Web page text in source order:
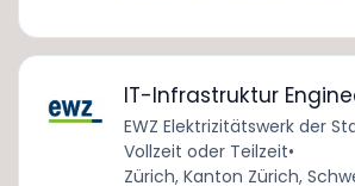
IT-Infrastruktur
EWZ Elektrizitätswerk der
Vollzeit oder Teilzeit•
Zürich, Kanton Zürich,